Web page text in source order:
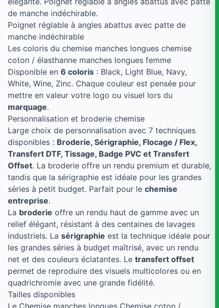
de manche indéchirable.
Poignet réglable à angles abattus avec patte de
manche indéchirable
Les coloris du chemise manches longues chemise
coton / élasthanne manches longues femme
Disponible en 6 coloris : Black, Light Blue, Navy,
White, Wine, Zinc. Chaque couleur est pensée pour
mettre en valeur votre logo ou visuel lors du
marquage.
Personnalisation et broderie chemise
Large choix de personnalisation avec 7 techniques
disponibles : Broderie, Sérigraphie, Flocage / Flex,
Transfert DTF, Tissage, Badge PVC et Transfert
Offset. La broderie offre un rendu premium et durable,
tandis que la sérigraphie est idéale pour les grandes
séries à petit budget. Parfait pour le chemise
entreprise.
La broderie offre un rendu haut de gamme avec un
relief élégant, résistant à des centaines de lavages
industriels. La sérigraphie est la technique idéale pour
les grandes séries à budget maîtrisé, avec un rendu
net et des couleurs éclatantes. Le transfert offset
permet de reproduire des visuels multicolores ou en
quadrichromie avec une grande fidélité.
Tailles disponibles
Le Chemise manches longues Chemise coton /